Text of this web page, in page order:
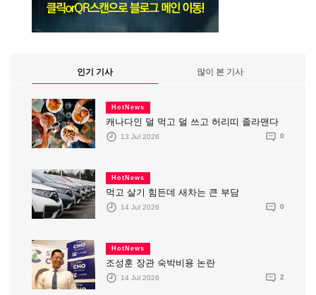
인기 기사 많이 본 기사
HotNews
캐나다인 덜 먹고 덜 쓰고 허리띠 졸라맨다
13 Jul 2026 0
HotNews
먹고 살기 힘든데 새차는 큰 부담
14 Jul 2026 0
HotNews
조성훈 장관 숙박비용 논란
14 Jul 2026 2